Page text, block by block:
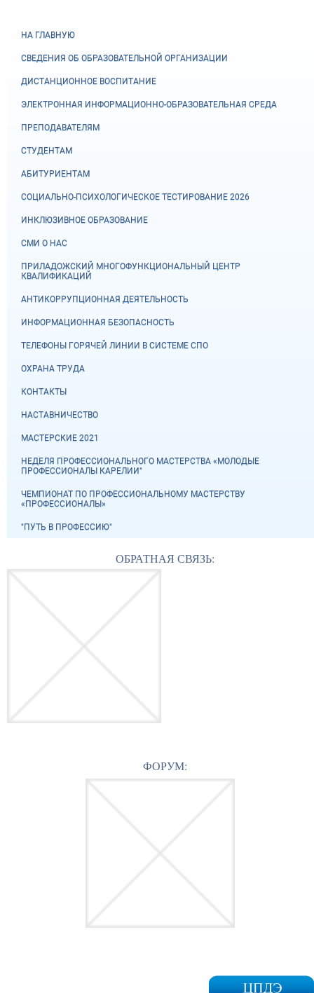
НА ГЛАВНУЮ
СВЕДЕНИЯ ОБ ОБРАЗОВАТЕЛЬНОЙ ОРГАНИЗАЦИИ
ДИСТАНЦИОННОЕ ВОСПИТАНИЕ
ЭЛЕКТРОННАЯ ИНФОРМАЦИОННО-ОБРАЗОВАТЕЛЬНАЯ СРЕДА
ПРЕПОДАВАТЕЛЯМ
СТУДЕНТАМ
АБИТУРИЕНТАМ
СОЦИАЛЬНО-ПСИХОЛОГИЧЕСКОЕ ТЕСТИРОВАНИЕ 2026
ИНКЛЮЗИВНОЕ ОБРАЗОВАНИЕ
СМИ О НАС
ПРИЛАДОЖСКИЙ МНОГОФУНКЦИОНАЛЬНЫЙ ЦЕНТР
КВАЛИФИКАЦИЙ
АНТИКОРРУПЦИОННАЯ ДЕЯТЕЛЬНОСТЬ
ИНФОРМАЦИОННАЯ БЕЗОПАСНОСТЬ
ТЕЛЕФОНЫ ГОРЯЧЕЙ ЛИНИИ В СИСТЕМЕ СПО
ОХРАНА ТРУДА
КОНТАКТЫ
НАСТАВНИЧЕСТВО
МАСТЕРСКИЕ 2021
НЕДЕЛЯ ПРОФЕССИОНАЛЬНОГО МАСТЕРСТВА «МОЛОДЫЕ
ПРОФЕССИОНАЛЫ КАРЕЛИИ"
ЧЕМПИОНАТ ПО ПРОФЕССИОНАЛЬНОМУ МАСТЕРСТВУ
«ПРОФЕССИОНАЛЫ»
"ПУТЬ В ПРОФЕССИЮ"
ОБРАТНАЯ СВЯЗЬ:
ФОРУМ: